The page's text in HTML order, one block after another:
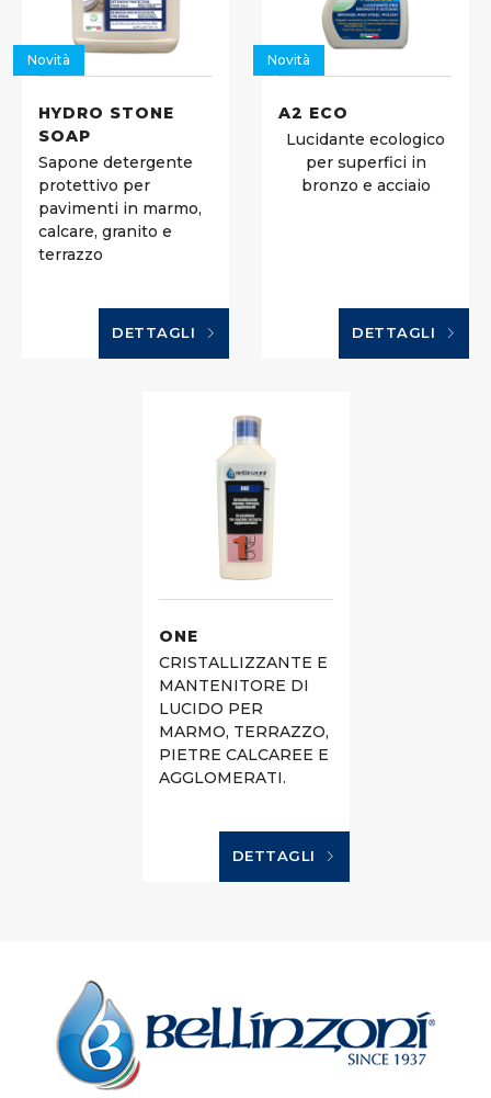
Novità
HYDRO STONE
SOAP
Sapone detergente
protettivo per
pavimenti in marmo,
calcare, granito e
terrazzo
DETTAGLI
Novità
A2 ECO
Lucidante ecologico
per superfici in
bronzo e acciaio
DETTAGLI
ONE
CRISTALLIZZANTE E
MANTENITORE DI
LUCIDO PER
MARMO, TERRAZZO,
PIETRE CALCAREE E
AGGLOMERATI.
DETTAGLI